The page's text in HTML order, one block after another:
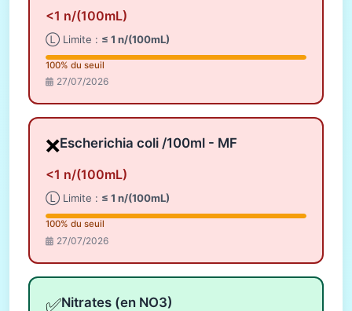
<1 n/(100mL)
Ⓛ Limite : ≤ 1 n/(100mL)
100% du seuil
27/07/2026
❌Escherichia coli /100ml - MF
<1 n/(100mL)
Ⓛ Limite : ≤ 1 n/(100mL)
100% du seuil
27/07/2026
✅Nitrates (en NO3)